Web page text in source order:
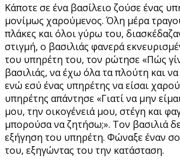
Κάποτε σε ένα βασίλειο ζούσε ένας
μονίμως χαρούμενος. Όλη μέρα
πλάκες και όλοι γύρω του,
στιγμή, ο βασιλιάς φανερά
του υπηρέτη του, τον ρώτησε «Πώς
βασιλιάς, να έχω όλα τα πλούτη και
ενώ εσύ ένας υπηρέτης να είσαι
υπηρέτης απάντησε «Γιατί να μην
μου, την οικογένειά μου, στέγη και
μπορούσα να ζητήσω;». Τον βασιλιά
εξήγηση του υπηρέτη. Φώναξε έναν
του, εξηγώντας του την κατάσταση.